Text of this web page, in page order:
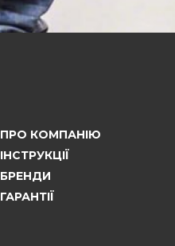
ПРО КОМПАНІЮ
ІНСТРУКЦІЇ
БРЕНДИ
ГАРАНТІЇ